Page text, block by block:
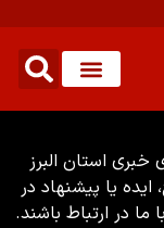
استان البرز
یا پیشنهاد در
در ارتباط باشند.